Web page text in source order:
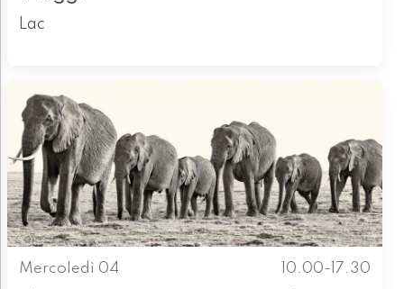
Lac
Mercoledì 04
10.00-17.30